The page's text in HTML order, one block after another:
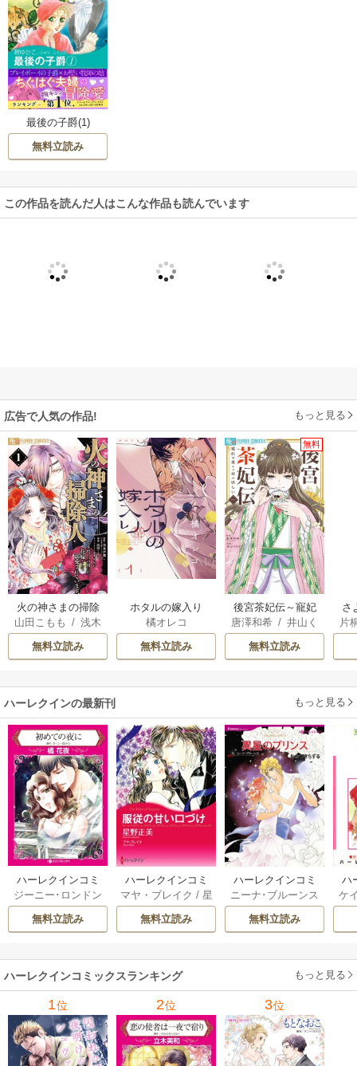
最後の子爵(1)
無料立読み
この作品を読んだ人はこんな作品も読んでいます
広告で人気の作品! もっと見る
火の神さまの掃除
人ですが、いつの
間にか花嫁として
溺愛されています
山田こもも /浅木
伊都/SNC
無料立読み
ホタルの嫁入り
橘オレコ
無料立読み
無料
後宮茶妃伝～寵妃
は愛より茶が欲し
い～
唐澤和希 /井山く
らげ
無料立読み
さ
冷
片
ハーレクインの最新刊 もっと見る
ハーレクインコミ
ックス セット 202
6年 vol.1064 1巻
ジーニー･ロンドン
/橘花夜/メアリ
ー･ライアンズ
ーガン/星合操/ア
ン･ウィール/ 津寺
里可子
無料立読み
ハーレクインコミ
ックス セット 202
6年 vol.1002 1巻
マヤ・ブレイク / 星
野正美/ヘレン･ブ
ルックス/のわきね
ウェイ/一重夕子
無料立読み
ハーレクインコミ
ックス セット 202
6年 vol.1063 1巻
ニーナ･ブルーンス
/おおつきちずる/
レベッカ･ヨーク
ーディ/海野みつる
サラ･ウッド/流
水凛子
無料立読み
ハ
ッ
ケ
/
ザ
ハーレクインコミックスランキング もっと見る
1位 2位 3位